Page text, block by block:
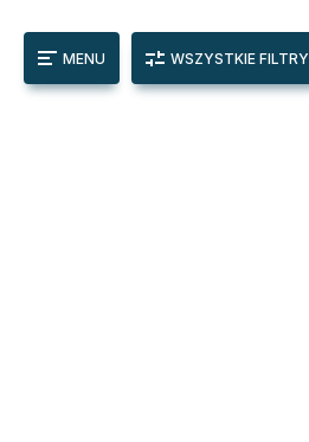
MENU WSZYSTKIE FILTRY